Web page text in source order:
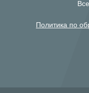
Политика по